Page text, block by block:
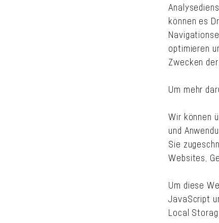
können es
optimieren
Zwecken
Um mehr
Wir können
und
Sie
Websites,
Um diese
JavaScript
Local